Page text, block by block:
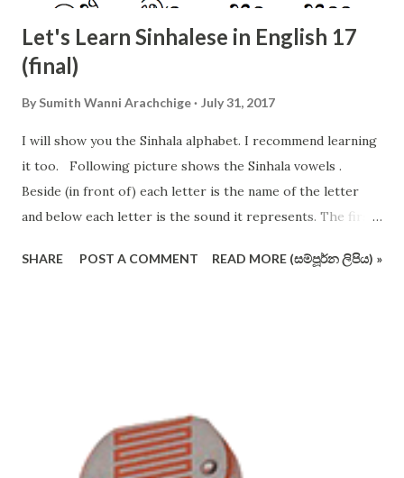
Let's Learn Sinhalese in English 17
(final)
By Sumith Wanni Arachchige July 31, 2017
I will show you the Sinhala alphabet. I recommend learning
it too. Following picture shows the Sinhala vowels .
Beside (in front of) each letter is the name of the letter
and below each letter is the sound it represents. The first
the consonants of Sinhala alphabet (not in the conventional
alphabet is phonetic (that is, each letter shall have one
dedicated sound only), therefore it is easier to use than
English alphabet. Consonant letters cannot be sounded on
SHARE POST A COMMENT READ MORE (සම්පූර්න ලිපිය) »